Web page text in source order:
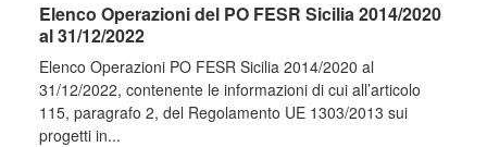
Elenco Operazioni del PO FESR Sicilia 2014/2020
al 31/12/2022
Elenco Operazioni PO FESR Sicilia 2014/2020 al
31/12/2022, contenente le informazioni di cui all’articolo
115, paragrafo 2, del Regolamento UE 1303/2013 sui
progetti in...